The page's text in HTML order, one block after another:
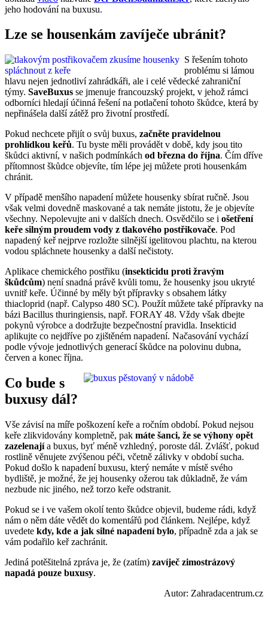
jeho hodování na buxusu.
Lze se housenkám zavíječe ubránit?
S řešením tohoto
problému si lámou
hlavu nejen jednotliví zahrádkáři, ale i celé vědecké zahraniční
týmy. SaveBuxus se jmenuje francouzský projekt, v jehož rámci
odborníci hledají účinná řešení na potlačení tohoto škůdce, která by
nepřinášela další zátěž pro životní prostředí.
Pokud nechcete přijít o svůj buxus, začněte pravidelnou
prohlídkou keřů. Tu byste měli provádět v době, kdy jsou tito
škůdci aktivní, v našich podmínkách od března do října. Čím dříve
přítomnost škůdce objevíte, tím lépe jej můžete proti housenkám
chránit.
V případě menšího napadení můžete housenky sbírat ručně. Jsou
však velmi dovedně maskované a tak nemáte jistotu, že je objevíte
všechny. Nepolevujte ani v dalších dnech. Osvědčilo se i ošetření
keře silným proudem vody z tlakového postřikovače. Pod
napadený keř nejprve rozložte silnější igelitovou plachtu, na kterou
vodou spláchnete housenky a další nečistoty.
Aplikace chemického postřiku (insekticidu proti žravým
škůdcům) není snadná právě kvůli tomu, že housenky jsou ukryté
uvnitř keře. Účinné by měly být přípravky s obsahem látky
thiacloprid (např. Calypso 480 SC). Použít můžete také přípravky na
bázi Bacillus thuringiensis, např. FORAY 48. Vždy však dbejte
pokynů výrobce a dodržujte bezpečnostní pravidla. Insekticid
aplikujte co nejdříve po zjištěném napadení. Načasování vychází
podle vývoje jednotlivých generací škůdce na polovinu dubna,
červen a konec října.
Co bude s
buxusy dál?
Vše závisí na míře poškození keře a ročním období. Pokud nejsou
keře zlikvidovány kompletně, pak máte šanci, že se výhony opět
zazelenajía buxus, byť méně vzhledný, poroste dál. Zvlášť, pokud
rostlině věnujete zvýšenou péči, včetně zálivky v období sucha.
Pokud došlo k napadení buxusu, který nemáte v místě svého
bydliště, je možné, že jej housenky ožerou tak důkladně, že vám
nezbude nic jiného, než torzo keře odstranit.
Pokud se i ve vašem okolí tento škůdce objevil, budeme rádi, když
nám o něm dáte vědět do komentářů pod článkem. Nejlépe, když
uvedete kdy, kde a jak silné napadení bylo, případně zda a jak se
vám podařilo keř zachránit.
Jediná potěšitelná zpráva je, že (zatím) zavíječ zimostrázový
napadá pouze buxusy.
Autor: Zahradacentrum.cz